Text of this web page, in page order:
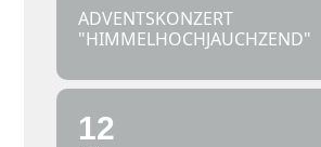
ADVENTSKONZERT
"HIMMELHOCHJAUCHZEND"
12